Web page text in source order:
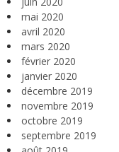
mai 2020
avril 2020
mars 2020
février 2020
janvier 2020
décembre 2019
novembre 2019
octobre 2019
septembre 2019